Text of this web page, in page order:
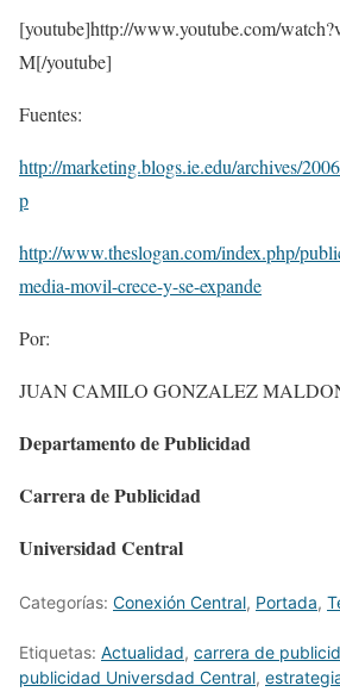
[youtube]http://www.youtube.com/
M[/youtube]
Fuentes:
http://marketing.blogs.ie.edu/archives/
p
http://www.theslogan.com/index.php/
media-movil-crece-y-se-expande
Por:
JUAN CAMILO GONZALEZ
Departamento de Publicidad
Carrera de Publicidad
Universidad Central
Categorías: Conexión Central, Portada,
Etiquetas: Actualidad, carrera de
publicidad Universdad Central,